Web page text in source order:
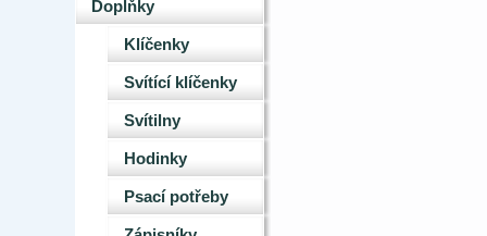
Doplňky
Klíčenky
Svítící klíčenky
Svítilny
Hodinky
Psací potřeby